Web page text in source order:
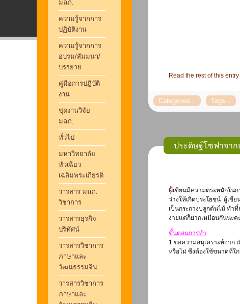
มฉก.
ความรู้จากการ
ปฏิบัติงาน
ความรู้จากการ
อบรม/สัมมนา/
บรรยาย
คู่มือการปฏิบัติ
งาน
ชุดงานวิจัย
มฉก.
ทั่วไป
มหาวิทยาลัย
หัวเฉียว
เฉลิมพระเกียรติ
วารสาร มฉก.
วิชาการ
วารสารธุรกิจ
ปริทัศน์
วารสารวิชาการ
ภาษาและ
วัฒนธรรมจีน
วารสารวิชาการ
ภาษาและ
Read the rest of this entry
ประดิษฐ์โซฟาจาก
ผู้เขียนมีความตระหนักในก
ว่างให้เกิดประโยชน์ ผู้เขีย
เป็นกระถางปลูกต้นไม้ ทำ
ง่ายแต่ก็ยากเหมือนกันนะ
ขั้นตอนการทำ
1.ขอความอนุเคราะห์จาก
หรือไม่ ซึงต้องใช้ขนาดที่ใก